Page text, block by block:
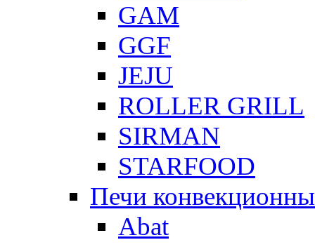
GAM
GGF
JEJU
ROLLER GRILL
SIRMAN
STARFOOD
Печи
Abat